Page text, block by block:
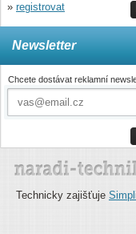
» registrovat
Newsletter
Chcete dostávat reklamní
Technicky zajišťuje